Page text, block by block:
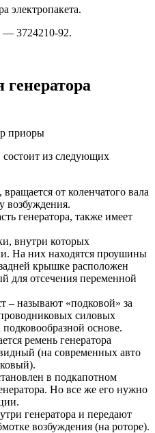
электропакета.
— 3724210-92.
состоит из следующих
от коленчатого вала
возбуждения.
генератора, также имеет
внутри которых
На них находятся проушины
крышке расположен
для отсечения переменной
– называют «подковой» за
силовых
основе.
ремень генератора
(на современных авто
в подкапотном
Но все же его нужно
генератора и передают
возбуждения (на роторе).